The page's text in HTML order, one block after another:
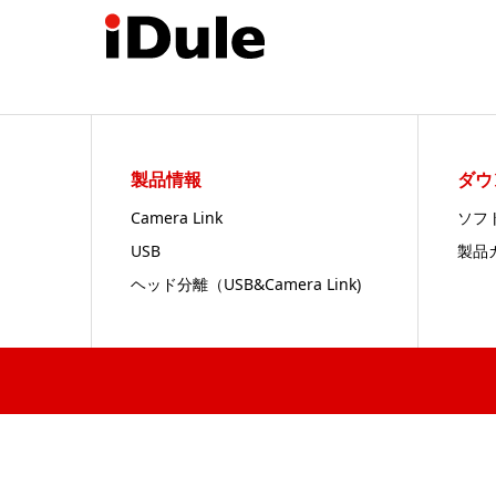
製品情報
Camera Link
USB
ヘッド分離（USB&Camera Link)
ダ
ソフ
製品